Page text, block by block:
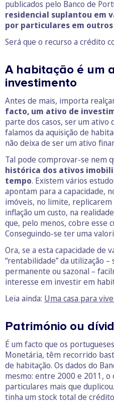
publicados pelo Banco de
residencial suplantou em
por particulares em
Será que o recurso a crédito
A habitação é um
investimento
Antes de mais, importa
facto, um ativo de
parte dos casos, ser um ativo
falamos da aquisição de
não deixa de ser um ativo
Tal pode comprovar-se nem
histórica dos ativos
tempo. Existem vários
apontam para a capacidade,
imóveis, no limite, replicarem
inflação um custo, na
que, pelo menos, cobre esse
Conseguindo-se ter uma
Ora, se a esta capacidade de
“rentabilidade” da utilização –
permanente ou sazonal –
interesse em investir em
Leia ainda: Uma casa para
Património ou
É um facto que os
Monetária, têm recorrido
de habitação. Os dados do
mesmo: entre 2000 e 2011,
particulares mais que
tinha um stock total de